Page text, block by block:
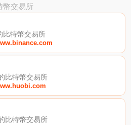
幣交易所
比特幣交易所
比特幣交易所
比特幣交易所